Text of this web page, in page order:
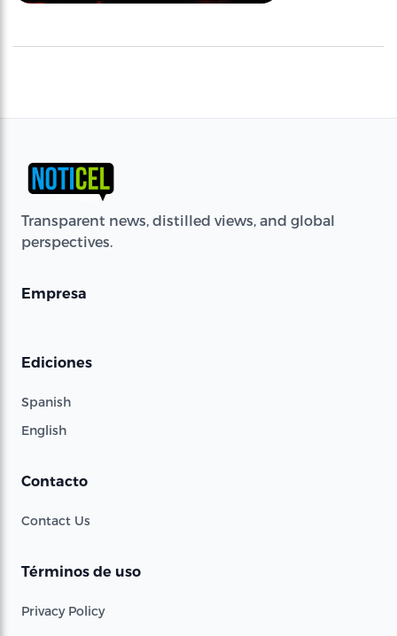
Transparent news, distilled views, and global
perspectives.
Empresa
Ediciones
Spanish
English
Contacto
Contact Us
Términos de uso
Privacy Policy